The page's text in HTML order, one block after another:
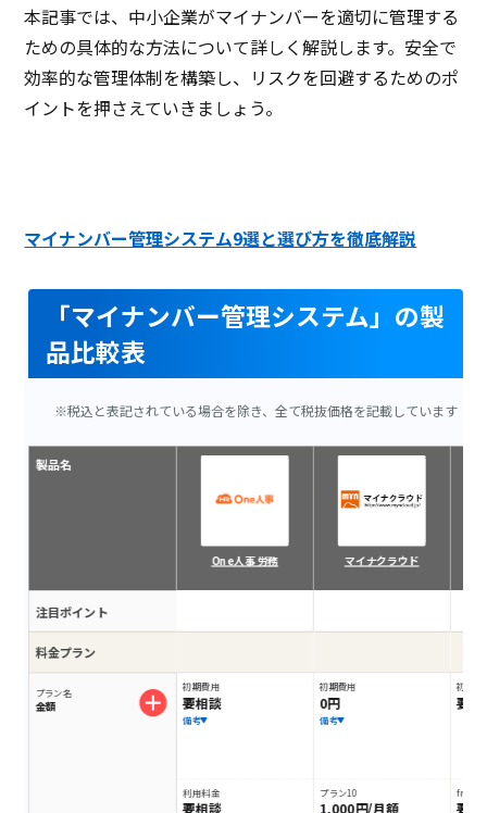
本記事では、中小企業がマイナンバーを適切に管理する
ための具体的な方法について詳しく解説します。安全で
効率的な管理体制を構築し、リスクを回避するためのポ
イントを押さえていきましょう。
マイナンバー管理システム9選と選び方を徹底解説
「マイナンバー管理システム」の製
品比較表
※税込と表記されている場合を除き、全て税抜価格を記載しています
製品名
注目ポイント
料金プラン
プラン名
金額
One人事 労務
初期費用
要相談
備考
利用料金
要相談
マイナクラウド
初期費用
0円
備考
プラン10
1,000円/月額
初期費
要相
freee
要相